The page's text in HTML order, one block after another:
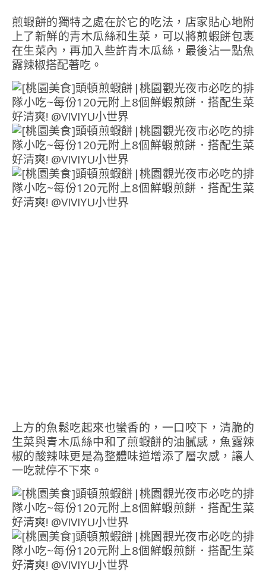
煎蝦餅的獨特之處在於它的吃法，店家貼心地附
上了新鮮的青木瓜絲和生菜，可以將煎蝦餅包裹
在生菜內，再加入些許青木瓜絲，最後沾一點魚
露辣椒搭配著吃。
上方的魚鬆吃起來也蠻香的，一口咬下，清脆的
生菜與青木瓜絲中和了煎蝦餅的油膩感，魚露辣
椒的酸辣味更是為整體味道增添了層次感，讓人
一吃就停不下來。